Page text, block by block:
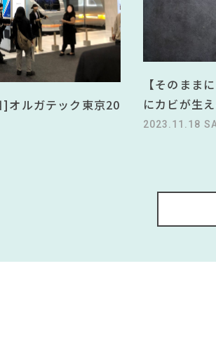
オルガテック東京20
【そのまま
にカビが生
2023.11.18